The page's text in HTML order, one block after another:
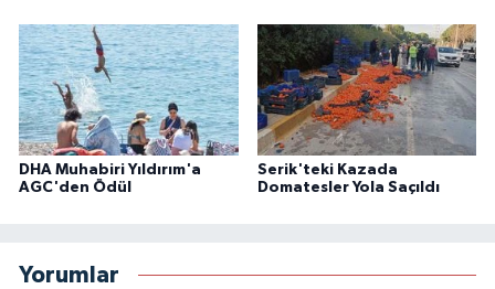
DHA Muhabiri Yıldırım'a
AGC'den Ödül
Serik'teki Kazada
Domatesler Yola Saçıldı
Yorumlar